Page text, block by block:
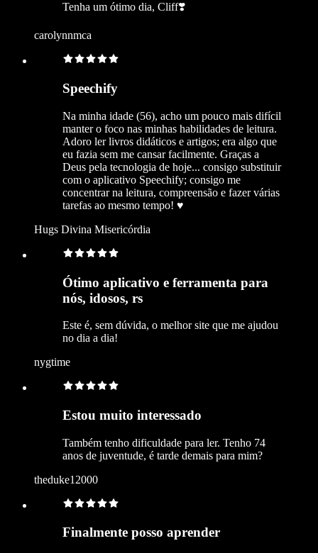
Tenha um ótimo dia, Cliff❣️
carolynnmca
Speechify
Na minha idade (56), acho um pouco mais difícil
manter o foco nas minhas habilidades de leitura.
Adoro ler livros didáticos e artigos; era algo que
eu fazia sem me cansar facilmente. Graças a
Deus pela tecnologia de hoje... consigo substituir
com o aplicativo Speechify; consigo me
concentrar na leitura, compreensão e fazer várias
tarefas ao mesmo tempo! ♥️
Hugs Divina Misericórdia
Ótimo aplicativo e ferramenta para
nós, idosos, rs
Este é, sem dúvida, o melhor site que me ajudou
no dia a dia!
nygtime
Estou muito interessado
Também tenho dificuldade para ler. Tenho 74
anos de juventude, é tarde demais para mim?
theduke12000
Finalmente posso aprender